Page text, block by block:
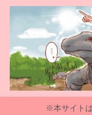
※本サイト